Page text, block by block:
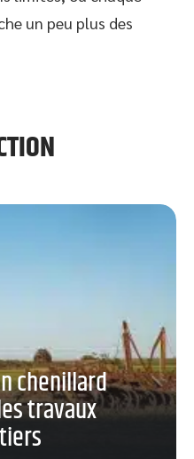
un peu plus des
chenillard
travaux